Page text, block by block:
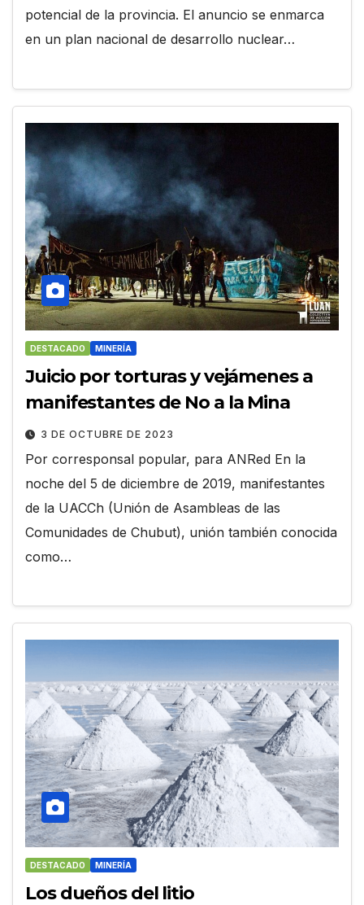
potencial de la provincia. El anuncio se enmarca
en un plan nacional de desarrollo nuclear…
DESTACADO MINERÍA
Juicio por torturas y vejámenes a
manifestantes de No a la Mina
3 DE OCTUBRE DE 2023
Por corresponsal popular, para ANRed En la
noche del 5 de diciembre de 2019, manifestantes
de la UACCh (Unión de Asambleas de las
Comunidades de Chubut), unión también conocida
como…
DESTACADO MINERÍA
Los dueños del litio